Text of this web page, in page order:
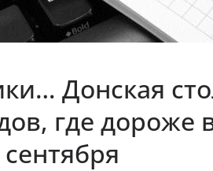
Донская
где дороже